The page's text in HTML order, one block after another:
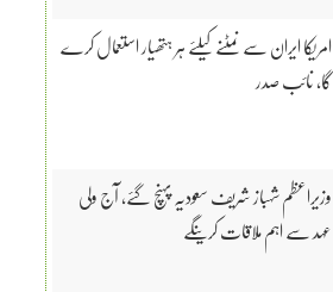
امریکا ایران سے نمٹنے کیلئے ہر ہتھیار استعمال کرے
گا، نائب صدر
وزیراعظم شہباز شریف سعودیہ پہنچ گئے، آج ولی
عہد سے اہم ملاقات کرینگے